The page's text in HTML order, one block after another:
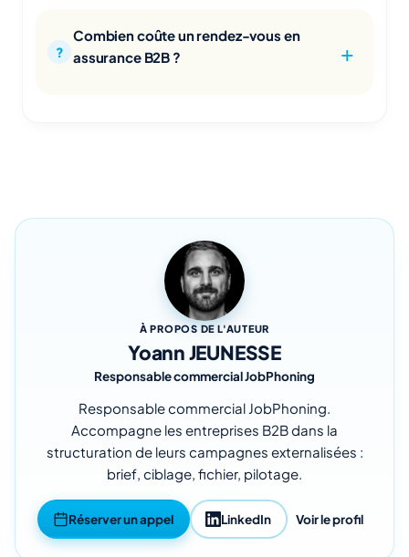
Combien coûte un rendez-vous en
assurance B2B ?
À PROPOS DE L'AUTEUR
Yoann JEUNESSE
Responsable commercial JobPhoning
Responsable commercial JobPhoning.
Accompagne les entreprises B2B dans la
structuration de leurs campagnes externalisées :
brief, ciblage, fichier, pilotage.
Réserver un appel LinkedIn Voir le profil